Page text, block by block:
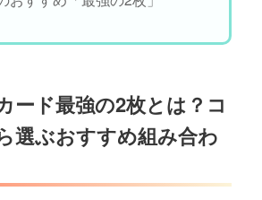
ード最強の2枚とは？コ
選ぶおすすめ組み合わ